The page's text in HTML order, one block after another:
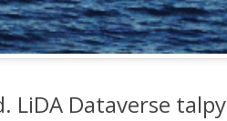
LiDA Dataverse